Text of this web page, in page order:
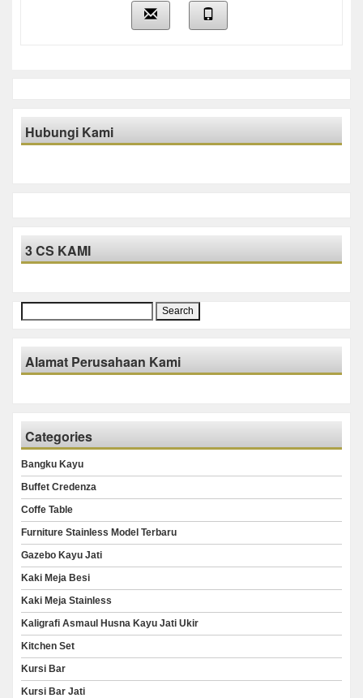
Hubungi Kami
3 CS KAMI
Search
for:
Alamat Perusahaan Kami
Categories
Bangku Kayu
Buffet Credenza
Coffe Table
Furniture Stainless Model Terbaru
Gazebo Kayu Jati
Kaki Meja Besi
Kaki Meja Stainless
Kaligrafi Asmaul Husna Kayu Jati Ukir
Kitchen Set
Kursi Bar
Kursi Bar Jati